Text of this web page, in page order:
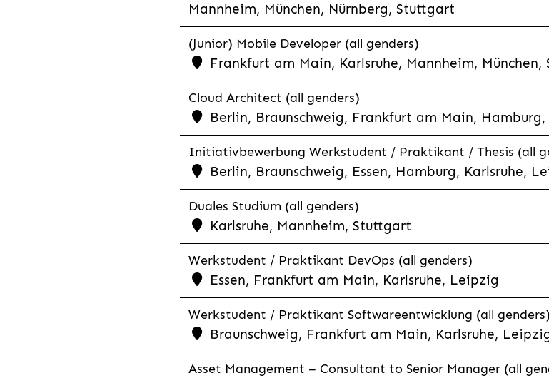
Mannheim, München, Nürnberg, Stuttgart
(Junior) Mobile Developer (all genders)
Frankfurt am Main, Karlsruhe, Mannheim,
Cloud Architect (all genders)
Berlin, Braunschweig, Frankfurt am Main,
Initiativbewerbung Werkstudent / Praktikant / Thesis (all
Berlin, Braunschweig, Essen, Hamburg, Karlsruhe,
Duales Studium (all genders)
Karlsruhe, Mannheim, Stuttgart
Werkstudent / Praktikant DevOps (all genders)
Essen, Frankfurt am Main, Karlsruhe, Leipzig
Werkstudent / Praktikant Softwareentwicklung (all genders)
Braunschweig, Frankfurt am Main, Karlsruhe,
Asset Management – Consultant to Senior Manager (all